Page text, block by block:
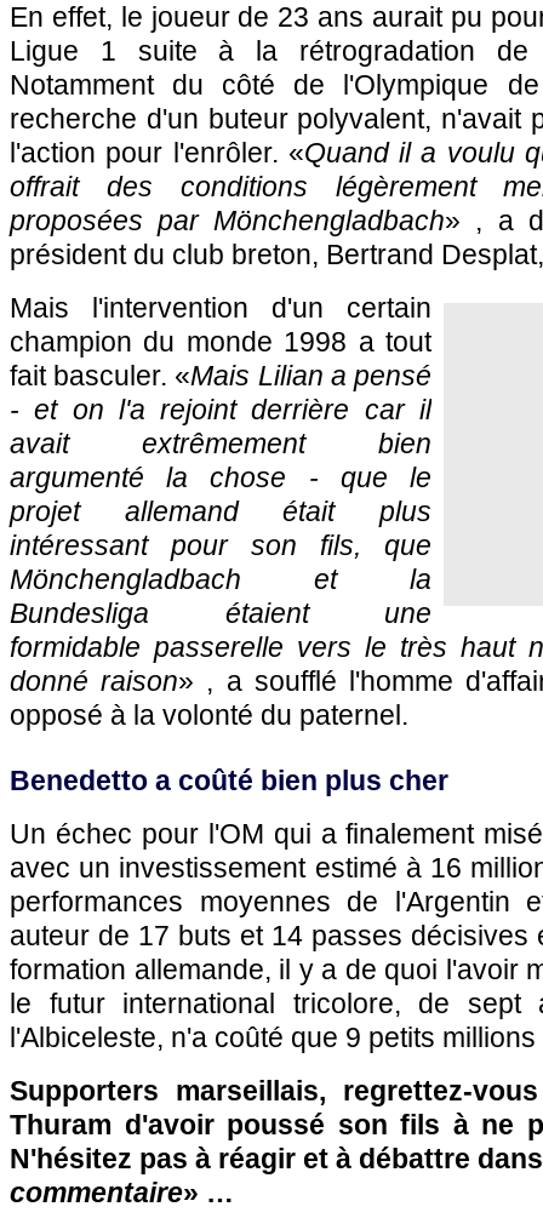
En effet, le joueur de 23 ans aurait pu
Ligue 1 suite à la rétrogradation
Notamment du côté de l'Olympique
recherche d'un buteur polyvalent, n'avait
l'action pour l'enrôler. «Quand il a voulu
offrait des conditions légèrement
proposées par Mönchengladbach» , a
président du club breton, Bertrand
Mais l'intervention d'un certain
champion du monde 1998 a tout
fait basculer. «Mais Lilian a pensé
- et on l'a rejoint derrière car il
avait extrêmement bien
argumenté la chose - que le
projet allemand était plus
intéressant pour son fils, que
Mönchengladbach et la
Bundesliga étaient une
formidable passerelle vers le très haut
donné raison» , a soufflé l'homme
opposé à la volonté du paternel.
Benedetto a coûté bien plus cher
Un échec pour l'OM qui a finalement
avec un investissement estimé à 16
performances moyennes de l'Argentin
auteur de 17 buts et 14 passes décisives
formation allemande, il y a de quoi l'avoir
le futur international tricolore, de
l'Albiceleste, n'a coûté que 9 petits
Supporters marseillais, regrettez-
Thuram d'avoir poussé son fils à ne
N'hésitez pas à réagir et à débattre
commentaire» …